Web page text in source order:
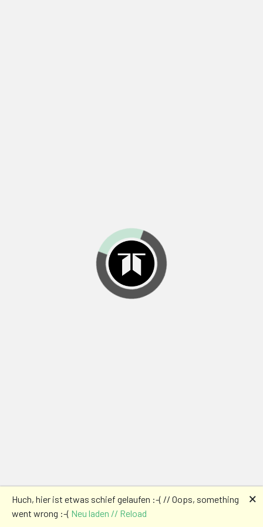
Huch, hier ist etwas schief gelaufen :-( // Oops, something
went wrong :-( Neu laden // Reload
🗙